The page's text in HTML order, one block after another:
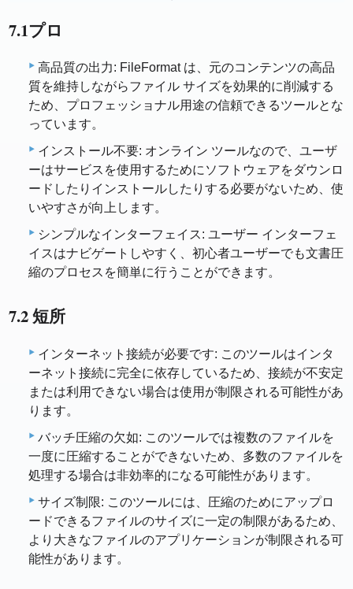
7.1プロ
高品質の出力: FileFormat は、元のコンテンツの高品
質を維持しながらファイル サイズを効果的に削減する
ため、プロフェッショナル用途の信頼できるツールとな
っています。
インストール不要: オンライン ツールなので、ユーザ
ーはサービスを使用するためにソフトウェアをダウンロ
ードしたりインストールしたりする必要がないため、使
いやすさが向上します。
シンプルなインターフェイス: ユーザー インターフェ
イスはナビゲートしやすく、初心者ユーザーでも文書圧
縮のプロセスを簡単に行うことができます。
7.2 短所
インターネット接続が必要です: このツールはインタ
ーネット接続に完全に依存しているため、接続が不安定
または利用できない場合は使用が制限される可能性があ
ります。
バッチ圧縮の欠如: このツールでは複数のファイルを
一度に圧縮することができないため、多数のファイルを
処理する場合は非効率的になる可能性があります。
サイズ制限: このツールには、圧縮のためにアップロ
ードできるファイルのサイズに一定の制限があるため、
より大きなファイルのアプリケーションが制限される可
能性があります。